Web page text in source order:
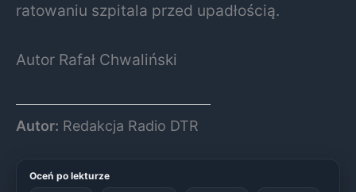
ratowaniu szpitala przed upadłością.
Autor Rafał Chwaliński
Autor: Redakcja Radio DTR
Oceń po lekturze